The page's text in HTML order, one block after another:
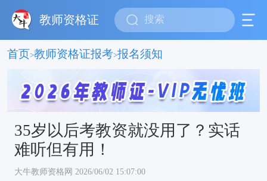
教师资格证
首页>教师资格证报考>报名须知
35岁以后考教资就没用了？实话
难听但有用！
大牛教师资格网 2026/06/02 15:07:00